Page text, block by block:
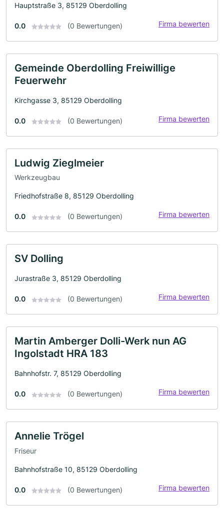
Hauptstraße 3, 85129 Oberdolling
0.0 (0 Bewertungen) Firma bewerten
Gemeinde Oberdolling Freiwillige
Feuerwehr
Kirchgasse 3, 85129 Oberdolling
0.0 (0 Bewertungen) Firma bewerten
Ludwig Zieglmeier
Werkzeugbau
Friedhofstraße 8, 85129 Oberdolling
0.0 (0 Bewertungen) Firma bewerten
SV Dolling
Jurastraße 3, 85129 Oberdolling
0.0 (0 Bewertungen) Firma bewerten
Martin Amberger Dolli-Werk nun AG
Ingolstadt HRA 183
Bahnhofstr. 7, 85129 Oberdolling
0.0 (0 Bewertungen) Firma bewerten
Annelie Trögel
Friseur
Bahnhofstraße 10, 85129 Oberdolling
0.0 (0 Bewertungen) Firma bewerten